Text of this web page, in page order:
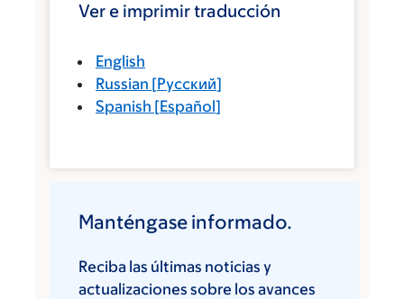
Ver e imprimir traducción
English
Russian [Русский]
Spanish [Español]
Manténgase informado.
Reciba las últimas noticias y
actualizaciones sobre los avances